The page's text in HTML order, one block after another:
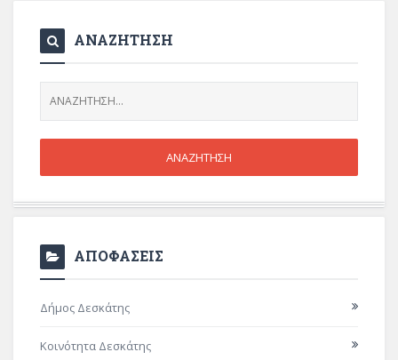
ΑΝΑΖΗΤΗΣΗ
ΑΠΟΦΑΣΕΙΣ
Δήμος Δεσκάτης
Κοινότητα Δεσκάτης